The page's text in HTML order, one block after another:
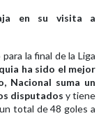
en su visita a
la final de la Liga
ha sido el mejor
Nacional suma un
disputados y tiene
total de 48 goles a